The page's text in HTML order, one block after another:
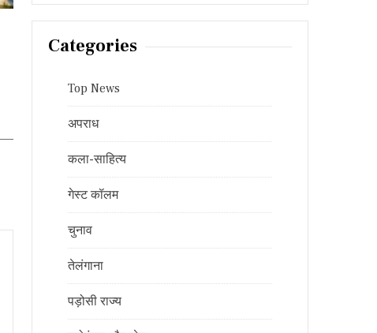
Categories
Top News
अपराध
कला-साहित्य
गेस्ट कॉलम
चुनाव
तेलंगाना
पड़ोसी राज्य